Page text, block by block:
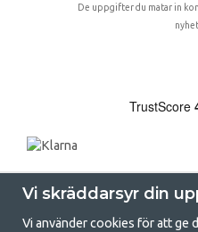
De uppgifter du matar in
Vi skräddarsyr din
Vi använder cookies för att ge